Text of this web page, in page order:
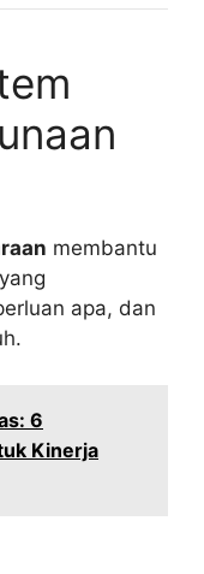
membantu
apa, dan
6
Kinerja